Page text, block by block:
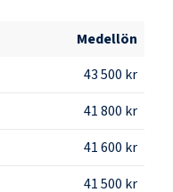
Medellön
43 500 kr
41 800 kr
41 600 kr
41 500 kr